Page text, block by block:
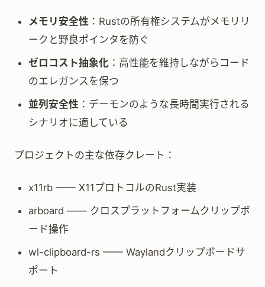
メモリ安全性 ：Rustの所有権システムがメモリリ
ークと野良ポインタを防ぐ
ゼロコスト抽象化 ：高性能を維持しながらコード
のエレガンスを保つ
並列安全性 ：デーモンのような長時間実行される
シナリオに適している
プロジェクトの主な依存クレート：
x11rb —— X11プロトコルのRust実装
arboard —— クロスプラットフォームクリップボ
ード操作
wl-clipboard-rs —— Waylandクリップボードサ
ポート